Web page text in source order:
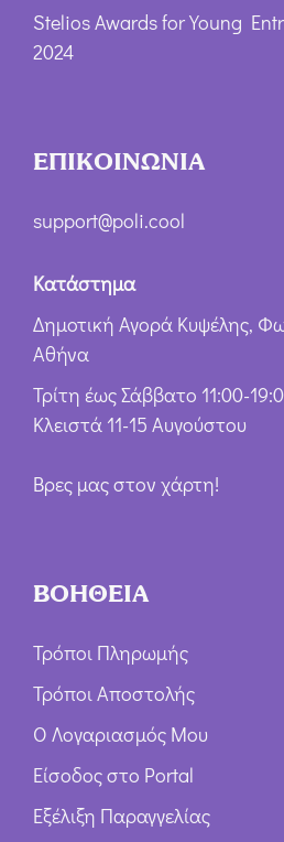
Stelios Awards for Young
2024
ΕΠΙΚΟΙΝΩΝΙΑ
support@poli.cool
Κατάστημα
Δημοτική Αγορά Κυψέλης,
Αθήνα
Τρίτη έως Σάββατο 11:00-
Κλειστά 11-15 Αυγούστου
Βρες μας στον χάρτη!
ΒΟΗΘΕΙΑ
Τρόποι Πληρωμής
Τρόποι Αποστολής
Ο Λογαριασμός Μου
Είσοδος στο Portal
Εξέλιξη Παραγγελίας